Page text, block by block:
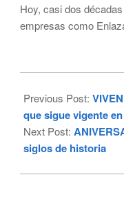
Hoy, casi dos
empresas como
06-
26
Previous Post:
que sigue vigente
Next Post:
siglos de historia